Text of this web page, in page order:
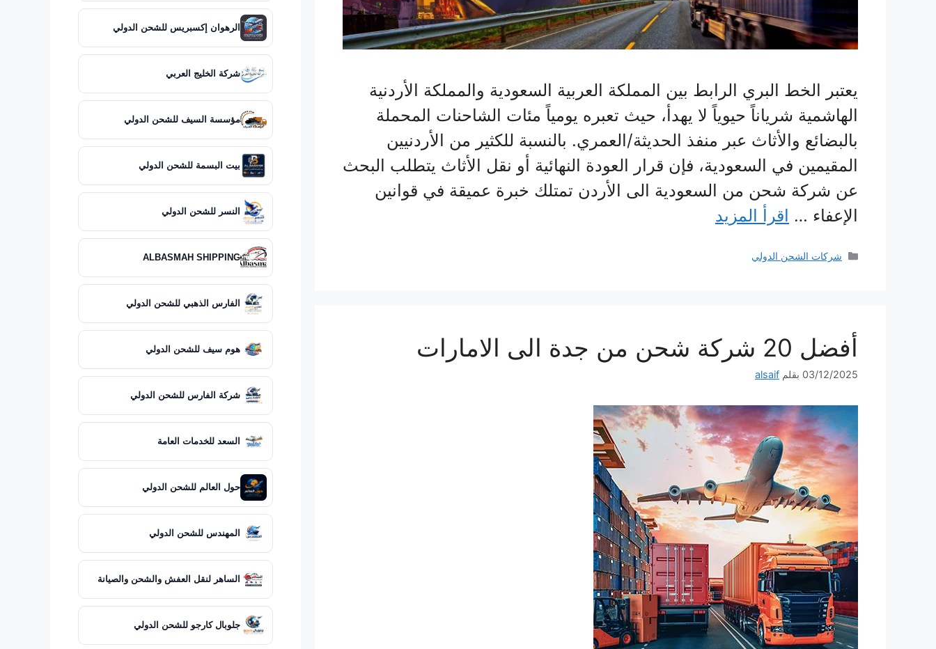
يعتبر الخط البري الرابط بين المملكة العربية السعودية والمملكة الأردنية
الهاشمية شرياناً حيوياً لا يهدأ، حيث تعبره يومياً مئات الشاحنات المحملة
بالبضائع والأثاث عبر منفذ الحديثة/العمري. بالنسبة للكثير من الأردنيين
المقيمين في السعودية، فإن قرار العودة النهائية أو نقل الأثاث يتطلب البحث
عن شركة شحن من السعودية الى الأردن تمتلك خبرة عميقة في قوانين
الإعفاء … اقرأ المزيد
التصنيفات
شركات الشحن الدولي
أفضل 20 شركة شحن من جدة الى الامارات
03/12/2025 بقلم alsaif
الرهوان إكسبريس للشحن الدولي
شركة الخليج العربي
مؤسسة السيف للشحن الدولي
بيت البسمة للشحن الدولي
النسر للشحن الدولي
ALBASMAH SHIPPING
الفارس الذهبي للشحن الدولي
هوم سيف للشحن الدولي
شركة الفارس للشحن الدولي
السعد للخدمات العامة
حول العالم للشحن الدولي
المهندس للشحن الدولي
الساهر لنقل العفش والشحن والصيانة
جلوبال كارجو للشحن الدولي